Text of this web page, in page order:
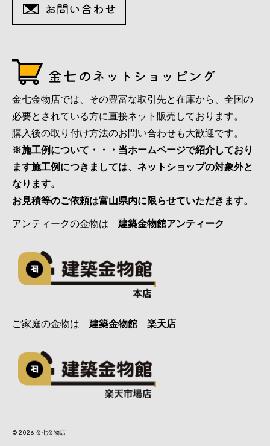
金七金物店では、その豊富な取引先と在庫から、全国の
必要とされている方に直接ネット販売しております。
購入後の取り付け方法のお問い合わせも大歓迎です。
※施工例について・・・当ホームページで紹介しており
ます施工例につきましては、ネットショップの対象外と
なります。
お見積等のご依頼は富山県内に限らせていただきます。
アンティークの金物は建築金物館アンティーク
ご家庭の金物は建築金物館 楽天店
© 2026 金七金物店